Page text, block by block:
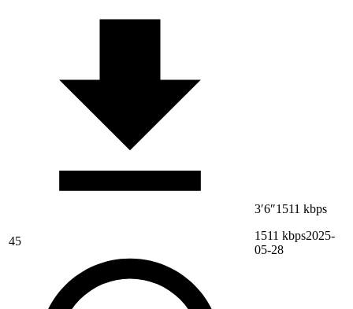
45
3′6″1511 kbps
1511 kbps2025-
05-28